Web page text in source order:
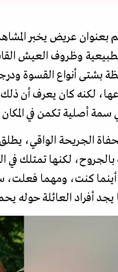
بعنوان عريض يخبر
وظروف العيش
بشتى أنواع القسوة
لكنه كان يعرف أن
سمة أصلية تكمن في
الجريحة الواقي،
لكنها تمتلك في
أينما كنت، ومهما
أفراد العائلة حوله